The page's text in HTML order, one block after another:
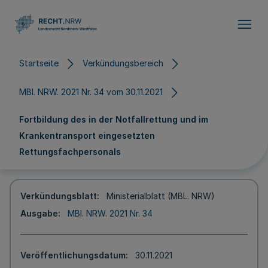
Startseite Verkündungsbereich
MBl. NRW. 2021 Nr. 34 vom 30.11.2021
Fortbildung des in der Notfallrettung und im
Krankentransport eingesetzten
Rettungsfachpersonals
Verkündungsblatt
Ministerialblatt (MBL. NRW)
Ausgabe
MBl. NRW. 2021 Nr. 34
Veröffentlichungsdatum
30.11.2021